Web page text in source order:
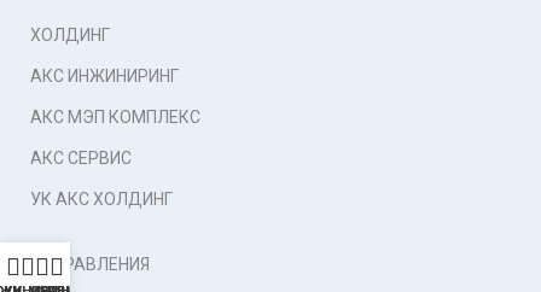
ХОЛДИНГ
АКС ИНЖИНИРИНГ
АКС МЭП КОМПЛЕКС
АКС СЕРВИС
УК АКС ХОЛДИНГ
НАПРАВЛЕНИЯ